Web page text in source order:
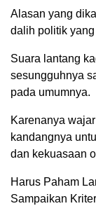
Alasan yang
dalih politik
Suara lantang
sesungguhnya
pada umumnya.
Karenanya
kandangnya
dan kekuasaan
Harus Paham
Sampaikan